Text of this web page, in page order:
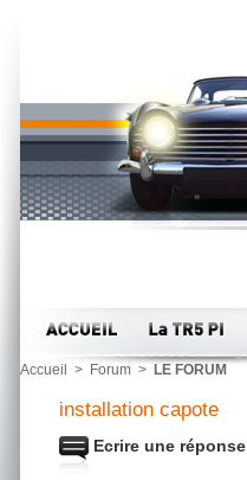
Accueil > Forum > LE FORUM
installation capote
Ecrire une réponse